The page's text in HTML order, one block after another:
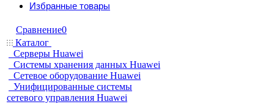
Избранные товары
Сравнение0
Каталог
Серверы Huawei
Системы хранения данных Huawei
Сетевое оборудование Huawei
Унифицированные системы
сетевого управления Huawei